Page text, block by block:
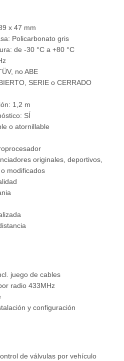
x 47 mm
Policarbonato gris
de -30 °C a +80 °C
no ABE
SERIE o CERRADO
1,2 m
SÍ
o atornillable
originales, deportivos,
modificados
juego de cables
radio 433MHz
y configuración
de válvulas por vehículo